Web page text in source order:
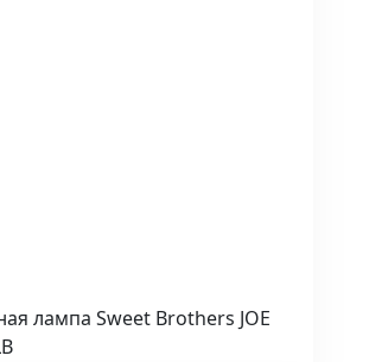
лампа Sweet Brothers JOE